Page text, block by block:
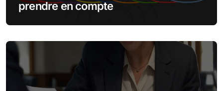
prendre en compte